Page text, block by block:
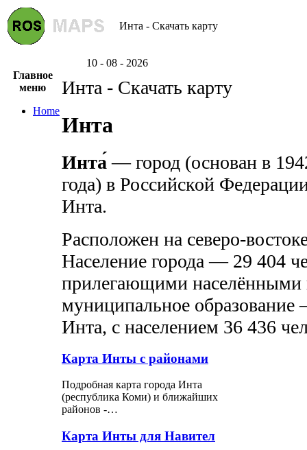
Инта - Скачать карту
10 - 08 - 2026
Главное
меню
Home
Инта - Скачать карту
Инта
Инта́ — город (основан в
года) в Российской
Инта.
Расположен на северо-
Население города — 29 404
прилегающими населёнными
муниципальное образование
Инта, с населением 36 436
Карта Инты с районами
Подробная карта города Инта
(республика Коми) и ближайших
районов -…
Карта Инты для Навител